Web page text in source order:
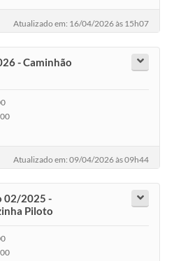
Atualizado em: 16/04/2026 às 15h07
- Caminhão
Atualizado em: 09/04/2026 às 09h44
02/2025 -
Piloto